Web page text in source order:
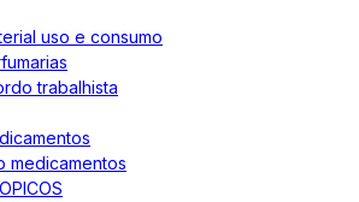
uso e consumo
trabalhista
medicamentos